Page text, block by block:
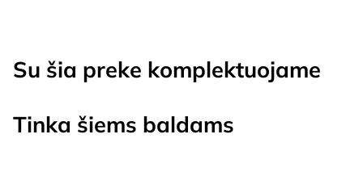
Su šia preke komplektuojame
Tinka šiems baldams